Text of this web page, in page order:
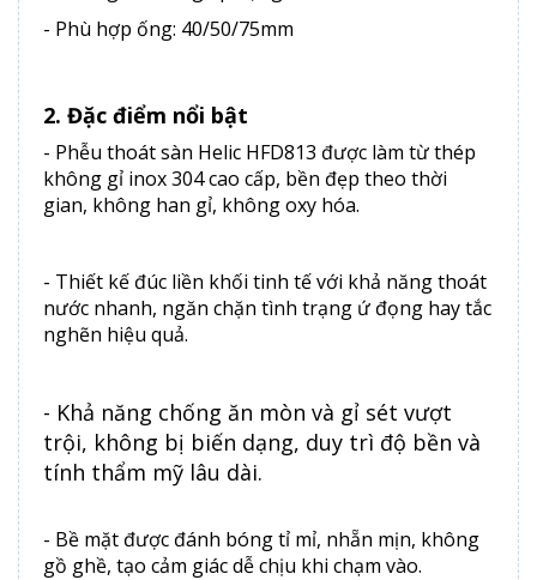
- Phù hợp ống: 40/50/75mm
2. Đặc điểm nổi bật
- Phễu thoát sàn Helic HFD813 được làm từ thép
không gỉ inox 304 cao cấp, bền đẹp theo thời
gian, không han gỉ, không oxy hóa.
- Thiết kế đúc liền khối tinh tế với khả năng thoát
nước nhanh, ngăn chặn tình trạng ứ đọng hay tắc
nghẽn hiệu quả.
- Khả năng chống ăn mòn và gỉ sét vượt
trội, không bị biến dạng, duy trì độ bền và
tính thẩm mỹ lâu dài.
- Bề mặt được đánh bóng tỉ mỉ, nhẵn mịn, không
gồ ghề, tạo cảm giác dễ chịu khi chạm vào.